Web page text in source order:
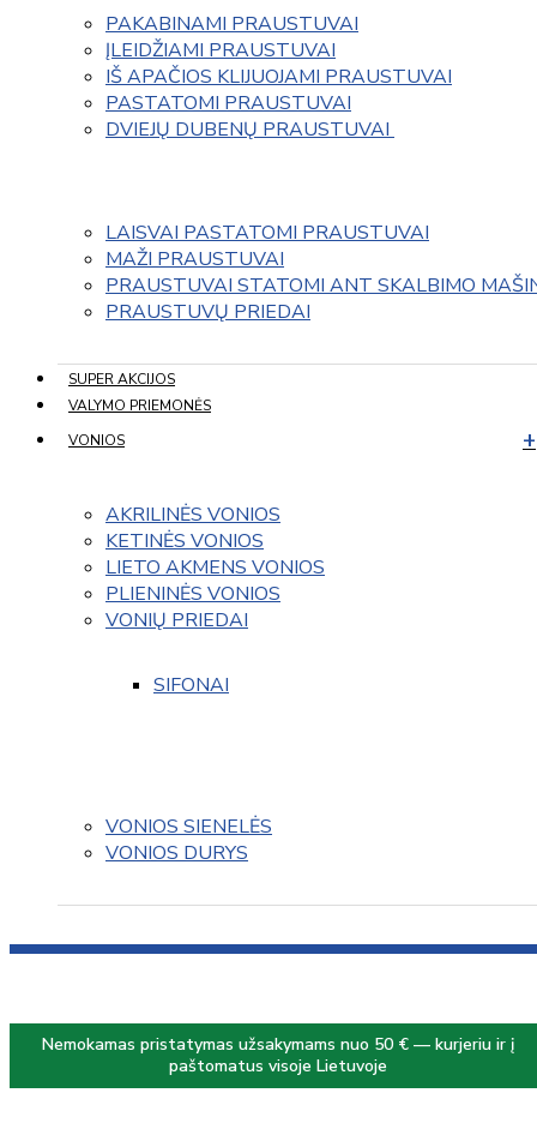
PAKABINAMI PRAUSTUVAI
ĮLEIDŽIAMI PRAUSTUVAI
IŠ APAČIOS KLIJUOJAMI PRAUSTUVAI
PASTATOMI PRAUSTUVAI
DVIEJŲ DUBENŲ PRAUSTUVAI
LAISVAI PASTATOMI PRAUSTUVAI
MAŽI PRAUSTUVAI
PRAUSTUVAI STATOMI ANT SKALBIMO
PRAUSTUVŲ PRIEDAI
SUPER AKCIJOS
VALYMO PRIEMONĖS
VONIOS
AKRILINĖS VONIOS
KETINĖS VONIOS
LIETO AKMENS VONIOS
PLIENINĖS VONIOS
VONIŲ PRIEDAI
SIFONAI
VONIOS SIENELĖS
VONIOS DURYS
Nemokamas pristatymas užsakymams nuo 50 € — kurjeriu ir į
paštomatus visoje Lietuvoje